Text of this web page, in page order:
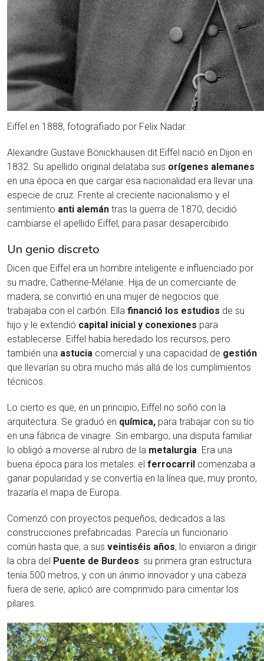
Eiffel en 1888, fotografiado por Felix Nadar.
Alexandre Gustave Bönickhausen dit Eiffel nació en Dijon en
1832. Su apellido original delataba sus orígenes alemanes
en una época en que cargar esa nacionalidad era llevar una
especie de cruz. Frente al creciente nacionalismo y el
sentimiento anti alemán tras la guerra de 1870, decidió
cambiarse el apellido Eiffel, para pasar desapercibido.
Un genio discreto
Dicen que Eiffel era un hombre inteligente e influenciado por
su madre, Catherine-Mélanie. Hija de un comerciante de
madera, se convirtió en una mujer de negocios que
trabajaba con el carbón. Ella financió los estudios de su
hijo y le extendió capital inicial y conexiones para
establecerse. Eiffel había heredado los recursos, pero
también una astucia comercial y una capacidad de gestión
que llevarían su obra mucho más allá de los cumplimientos
técnicos.
Lo cierto es que, en un principio, Eiffel no soñó con la
arquitectura. Se graduó en química, para trabajar con su tío
en una fábrica de vinagre. Sin embargo, una disputa familiar
lo obligó a moverse al rubro de la metalurgia. Era una
buena época para los metales: el ferrocarril comenzaba a
ganar popularidad y se convertía en la línea que, muy pronto,
trazaría el mapa de Europa.
Comenzó con proyectos pequeños, dedicados a las
construcciones prefabricadas. Parecía un funcionario
común hasta que, a sus veintiséis años, lo enviaron a dirigir
la obra del Puente de Burdeos: su primera gran estructura
tenía 500 metros, y con un ánimo innovador y una cabeza
fuera de serie, aplicó aire comprimido para cimentar los
pilares.